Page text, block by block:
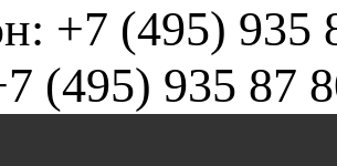
+7 (495) 935
(495) 935 87